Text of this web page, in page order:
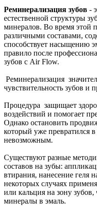
Реминерализация зубов -
естественной структуры
минералов. Во время этой
различными составами,
способствует насыщению
правило после
зубов с Air Flow.
Реминерализация
чувствительность зубов и
Процедура защищает
воздействий и помогает
Однако остановить
который уже превратился в
невозможным.
Существуют разные
составов на зубы:
втирания, нанесение
некоторых случаях
или кальция на зону
минералы в эмаль.